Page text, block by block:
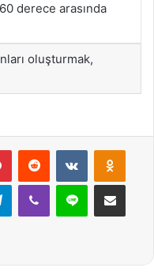
derece arasında
oluşturmak,
PinterestReddit VKontakte
TelegramViber Line E-Posta ile